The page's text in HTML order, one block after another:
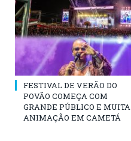
FESTIVAL DE VERÃO DO
POVÃO COMEÇA COM
GRANDE PÚBLICO E MUITA
ANIMAÇÃO EM CAMETÁ